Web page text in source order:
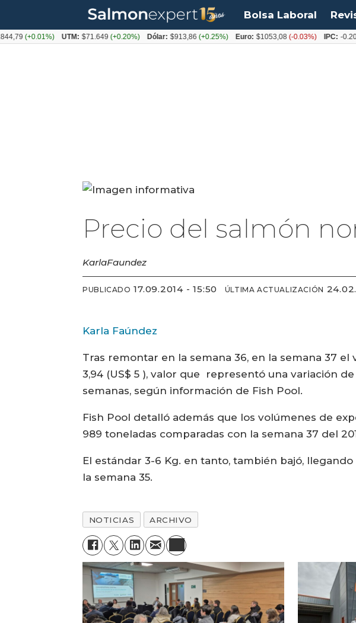
Bolsa Laboral
Precio del salmón
KarlaFaundez
PUBLICADO 17.09.2014 - 15:50 ÚLTIMA ACTUALIZACIÓN
Karla Faúndez
Tras remontar en la semana 36, en la semana 37
3,94 (US$ 5 ), valor que representó una variación
semanas, según información de Fish Pool.
Fish Pool detalló además que los volúmenes de
989 toneladas comparadas con la semana 37 del
El estándar 3-6 Kg. en tanto, también bajó, llegando
la semana 35.
NOTICIAS ARCHIVO
(+0.01%) UTM: $71.649(+0.20%) Dólar: $913,86(+0.25%) Euro: $1053,08(-0.03%) IPC: -0.20%